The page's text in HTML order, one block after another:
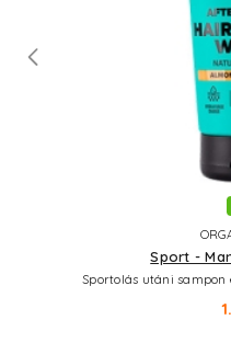
Sport -
Sportolás utáni